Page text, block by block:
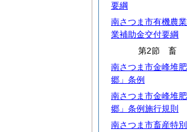
要綱
南さつま市有機農
業補助金交付要綱
第2節 畜
南さつま市金峰堆
郷」条例
南さつま市金峰堆
郷」条例施行規則
南さつま市畜産特